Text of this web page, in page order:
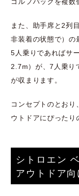
また、助手席と2列
非装着の状態で）の
5人乗りであればサ
2.7m）が、7人乗り
が収まります。
コンセプトのとおり
ウトドアにぴったり
シトロエン
アウトドア